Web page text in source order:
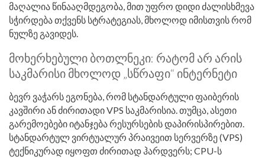
მაღალია წინააღმდეგობა, მით უფრო დიდი ძალისხმევა
სჭირდება თქვენს სტრატეგიას, მხოლოდ იმისთვის რომ
ნულზე გავიდეს.
მოხერხებული ბოთლნეკი: რატომ არ არის
საკმარისი მხოლოდ „სწრაფი“ ინტერნეტი
ბევრ ვაჭარს ეგონება, რომ სტანდარტული ფაიბერის
კავშირი ან ძირითადი VPS საკმარისია. თუმცა, ასეთი
გარემოებები იტანჯება რესურსების დაპირისპირებით.
სტანდარტულ ვირტუალურ პრაივეით სერვერზე (VPS)
ტექნიკურად იყოფთ ძირითად ჰარდვერს; CPU-ს